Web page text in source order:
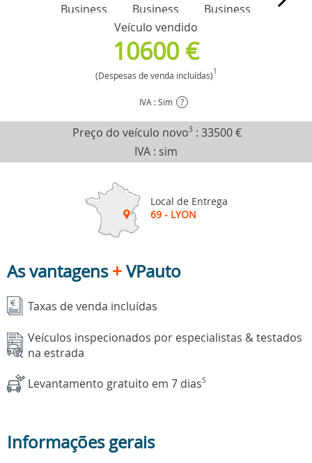
Veículo vendido
10600 €
(Despesas de venda incluídas)1
IVA : Sim ?
Preço do veículo novo3 : 33500 €
IVA : sim
Local de Entrega
69 - LYON
As vantagens+VPauto
Taxas de venda incluídas
Veículos inspecionados por especialistas & testados
na estrada
Levantamento gratuito em 7 dias5
Informações gerais